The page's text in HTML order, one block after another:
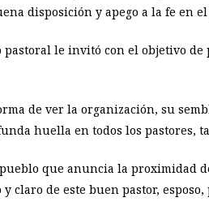
disposición y apego a la fe en
le invitó con el objetivo
de ver la organización, su
huella en todos los pastores,
que anuncia la proximidad
de este buen pastor,